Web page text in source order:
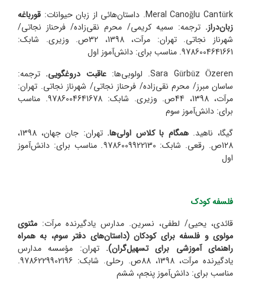
Meral Canoğlu Cantürk. داستان‌‌هائی از زبان حیوانات: قورباغه
زبان‌دراز.ترجمه: سمیه کریمی/ محرم نقی‌زاده/ فرحناز نجاتی/
شهرناز نجاتی. تهران: مرآت، 1398، 32ص. وزیری. شابک:
9786004641661. مناسب برای: دانش‌آموز اول
Sara Gürbüz Özeren. لولوبی‌ها:عاقبت دروغگویی. ترجمه:
ساسان مبرز/ محرم نقی‌زاده/ فرحناز نجاتی/ شهرناز نجاتی. تهران:
مرآت، 1398، 44ص. وزیری. شابک: 9786004641678. مناسب
برای: دانش‌آموز سوم
گیگا، ناهید.همگام با کلاس اولی‌ها.
تهران: جان جهان، 1398،
128ص. رقعی. شابک: 9786009922130. مناسب برای: دانش‌آموز
اول
فلسفه کودک
قائدی، یحیی/ لطفی، نسرین. مدارس یادگیرنده مرآت: مثنوی
مولوی و فلسفه برای کودکان (داستان‌های دفتر سوم، به همراه
راهنمای آموزشی برای تسهیل‌گران).تهران: مؤسسه مدارس
یادگیرنده مرآت، 1398، 88ص. رحلی. شابک: 9786229902196.
مناسب برای: دانش‌آموز پنجم، ششم